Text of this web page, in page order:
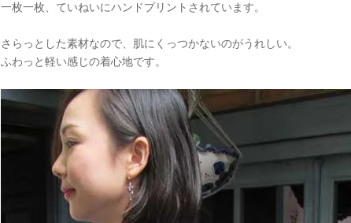
一枚一枚、ていねいにハンドプリントされています。
さらっとした素材なので、肌にくっつかないのがうれしい。
ふわっと軽い感じの着心地です。